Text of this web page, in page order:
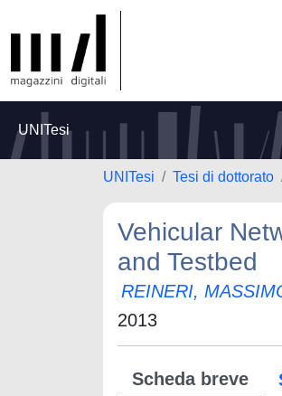
UNITesi
UNITesi Tesi di dottorato
Vehicular
and Testbed
REINERI,
2013
Scheda breve